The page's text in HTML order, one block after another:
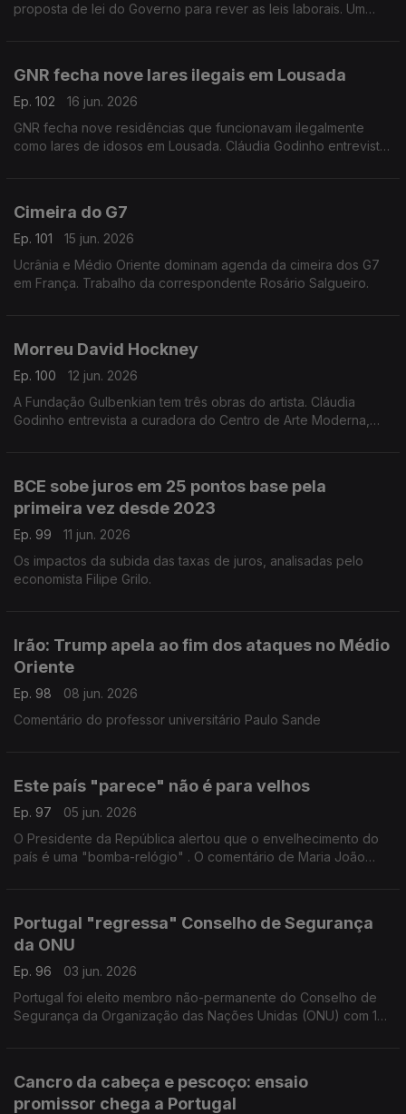
proposta de lei do Governo para rever as leis laborais. Um
GNR fecha nove lares ilegais em Lousada
Ep. 102
16 jun. 2026
GNR fecha nove residências que funcionavam ilegalmente
como lares de idosos em Lousada. Cláudia Godinho entrevista
Cimeira do G7
Ep. 101
15 jun. 2026
Ucrânia e Médio Oriente dominam agenda da cimeira dos G7
em França. Trabalho da correspondente Rosário Salgueiro.
Morreu David Hockney
Ep. 100
12 jun. 2026
A Fundação Gulbenkian tem três obras do artista. Cláudia
Godinho entrevista a curadora do Centro de Arte Moderna,
BCE sobe juros em 25 pontos base pela
primeira vez desde 2023
Ep. 99
11 jun. 2026
Os impactos da subida das taxas de juros, analisadas pelo
economista Filipe Grilo.
Irão: Trump apela ao fim dos ataques no Médio
Oriente
Ep. 98
08 jun. 2026
Comentário do professor universitário Paulo Sande
Este país "parece" não é para velhos
Ep. 97
05 jun. 2026
O Presidente da República alertou que o envelhecimento do
país é uma "bomba-relógio" . O comentário de Maria João
Portugal "regressa" Conselho de Segurança
da ONU
Ep. 96
03 jun. 2026
Portugal foi eleito membro não-permanente do Conselho de
Segurança da Organização das Nações Unidas (ONU) com 134
Cancro da cabeça e pescoço: ensaio
promissor chega a Portugal